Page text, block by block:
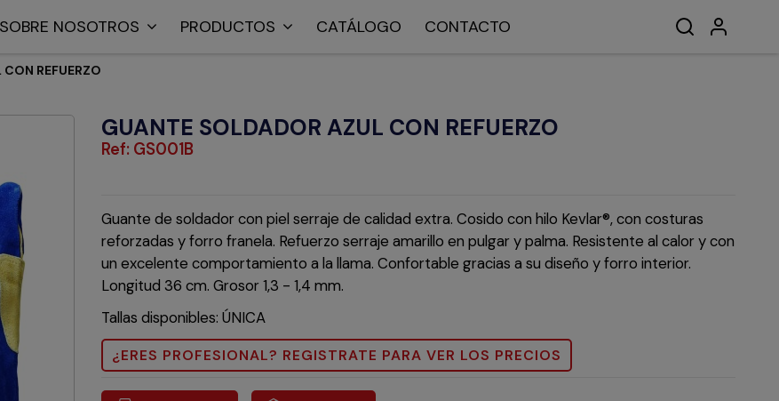
SOBRE NOSOTROS PRODUCTOS CATÁLOGO CONTACTO
REFUERZO
GUANTE SOLDADOR AZUL CON REFUERZO
Ref: GS001B
Guante de soldador con piel serraje de calidad extra. Cosido con hilo Kevlar®, con costuras
reforzadas y forro franela. Refuerzo serraje amarillo en pulgar y palma. Resistente al calor y con
un excelente comportamiento a la llama. Confortable gracias a su diseño y forro interior.
Longitud 36 cm. Grosor 1,3 - 1,4 mm.
Tallas disponibles: ÚNICA
¿ERES PROFESIONAL? REGISTRATE PARA VER LOS PRECIOS